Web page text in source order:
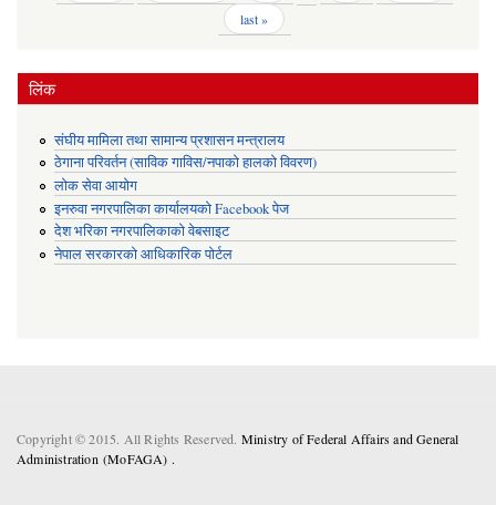
last »
लिंक
संघीय मामिला तथा सामान्य प्रशासन मन्त्रालय
ठेगाना परिवर्तन (साविक गाविस/नपाको हालको विवरण)
लोक सेवा आयोग
इनरुवा नगरपालिका कार्यालयको Facebook पेज
देश भरिका नगरपालिकाको वेबसाइट
नेपाल सरकारको आधिकारिक पोर्टल
Copyright © 2015. All Rights Reserved. Ministry of Federal Affairs and General
Administration (MoFAGA) .